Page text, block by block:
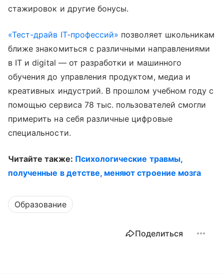
стажировок и другие бонусы.
«Тест-драйв IT-профессий» позволяет школьникам
ближе знакомиться с различными направлениями
в IT и digital — от разработки и машинного
обучения до управления продуктом, медиа и
креативных индустрий. В прошлом учебном году с
помощью сервиса 78 тыс. пользователей смогли
примерить на себя различные цифровые
специальности.
Читайте также: Психологические травмы,
полученные в детстве, меняют строение мозга
Образование
Поделиться